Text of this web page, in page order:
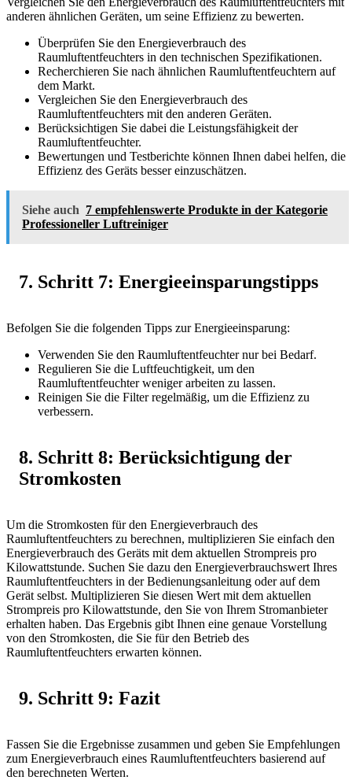
anderen ähnlichen Geräten, um seine Effizienz zu bewerten.
Überprüfen Sie den Energieverbrauch des
Raumluftentfeuchters in den technischen Spezifikationen.
Recherchieren Sie nach ähnlichen Raumluftentfeuchtern auf
dem Markt.
Vergleichen Sie den Energieverbrauch des
Raumluftentfeuchters mit den anderen Geräten.
Berücksichtigen Sie dabei die Leistungsfähigkeit der
Raumluftentfeuchter.
Bewertungen und Testberichte können Ihnen dabei helfen, die
Effizienz des Geräts besser einzuschätzen.
Siehe auch 7 empfehlenswerte Produkte in der Kategorie
Professioneller Luftreiniger
7. Schritt 7: Energieeinsparungstipps
Befolgen Sie die folgenden Tipps zur Energieeinsparung:
Verwenden Sie den Raumluftentfeuchter nur bei Bedarf.
Regulieren Sie die Luftfeuchtigkeit, um den
Raumluftentfeuchter weniger arbeiten zu lassen.
Reinigen Sie die Filter regelmäßig, um die Effizienz zu
verbessern.
8. Schritt 8: Berücksichtigung der
Stromkosten
Um die Stromkosten für den Energieverbrauch des
Raumluftentfeuchters zu berechnen, multiplizieren Sie einfach den
Energieverbrauch des Geräts mit dem aktuellen Strompreis pro
Kilowattstunde. Suchen Sie dazu den Energieverbrauchswert Ihres
Raumluftentfeuchters in der Bedienungsanleitung oder auf dem
Gerät selbst. Multiplizieren Sie diesen Wert mit dem aktuellen
Strompreis pro Kilowattstunde, den Sie von Ihrem Stromanbieter
erhalten haben. Das Ergebnis gibt Ihnen eine genaue Vorstellung
von den Stromkosten, die Sie für den Betrieb des
Raumluftentfeuchters erwarten können.
9. Schritt 9: Fazit
Fassen Sie die Ergebnisse zusammen und geben Sie Empfehlungen
zum Energieverbrauch eines Raumluftentfeuchters basierend auf
den berechneten Werten.